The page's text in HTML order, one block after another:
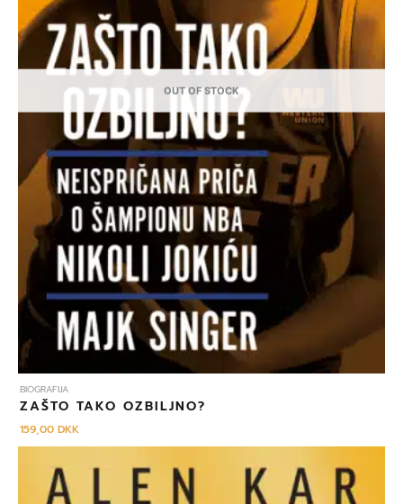
OUT OF STOCK
BIOGRAFIJA
ZAŠTO TAKO OZBILJNO?
159,00DKK